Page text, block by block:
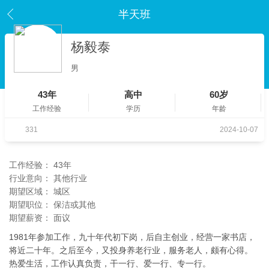
半天班
杨毅泰
男
43年
工作经验
高中
学历
60岁
年龄
331 2024-10-07
工作经验：
43年
行业意向：
其他行业
期望区域：
城区
期望职位：
保洁或其他
期望薪资：
面议
1981年参加工作，九十年代初下岗，后自主创业，经营一家书店，
将近二十年。之后至今，又投身养老行业，服务老人，颇有心得。
热爱生活，工作认真负责，干一行、爱一行、专一行。